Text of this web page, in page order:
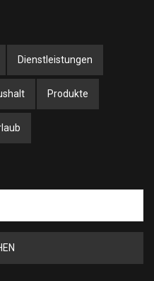
Dienstleistungen
Produkte